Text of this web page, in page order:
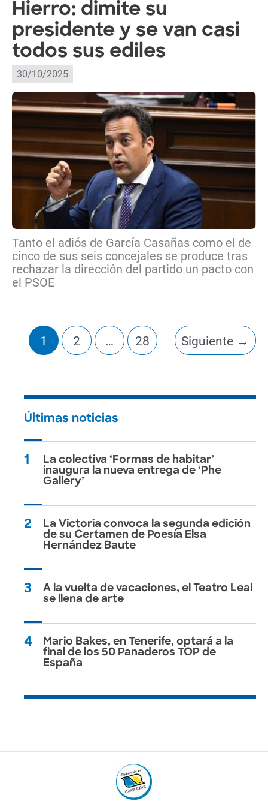
Hierro: dimite su
presidente y se van casi
todos sus ediles
30/10/2025
Tanto el adiós de García Casañas como el de
cinco de sus seis concejales se produce tras
rechazar la dirección del partido un pacto con
el PSOE
1 2 … 28 Siguiente →
Últimas noticias
1
La colectiva ‘Formas de habitar’
inaugura la nueva entrega de ‘Phe
Gallery’
2
La Victoria convoca la segunda edición
de su Certamen de Poesía Elsa
Hernández Baute
3
A la vuelta de vacaciones, el Teatro Leal
se llena de arte
4
Mario Bakes, en Tenerife, optará a la
final de los 50 Panaderos TOP de
España